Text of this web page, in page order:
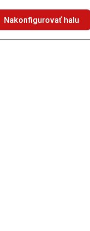
Nakonfigurovať halu